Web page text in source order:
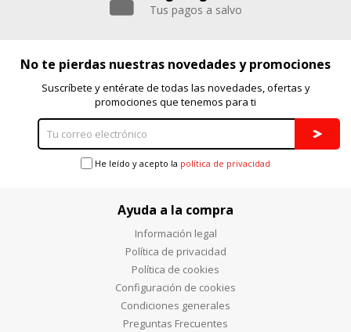
Tus pagos a salvo
No te pierdas nuestras novedades y promociones
Suscríbete y entérate de todas las novedades, ofertas y
promociones que tenemos para ti
He leído y acepto la política de privacidad
Ayuda a la compra
Información legal
Política de privacidad
Política de cookies
Configuración de cookies
Condiciones generales
Preguntas Frecuentes